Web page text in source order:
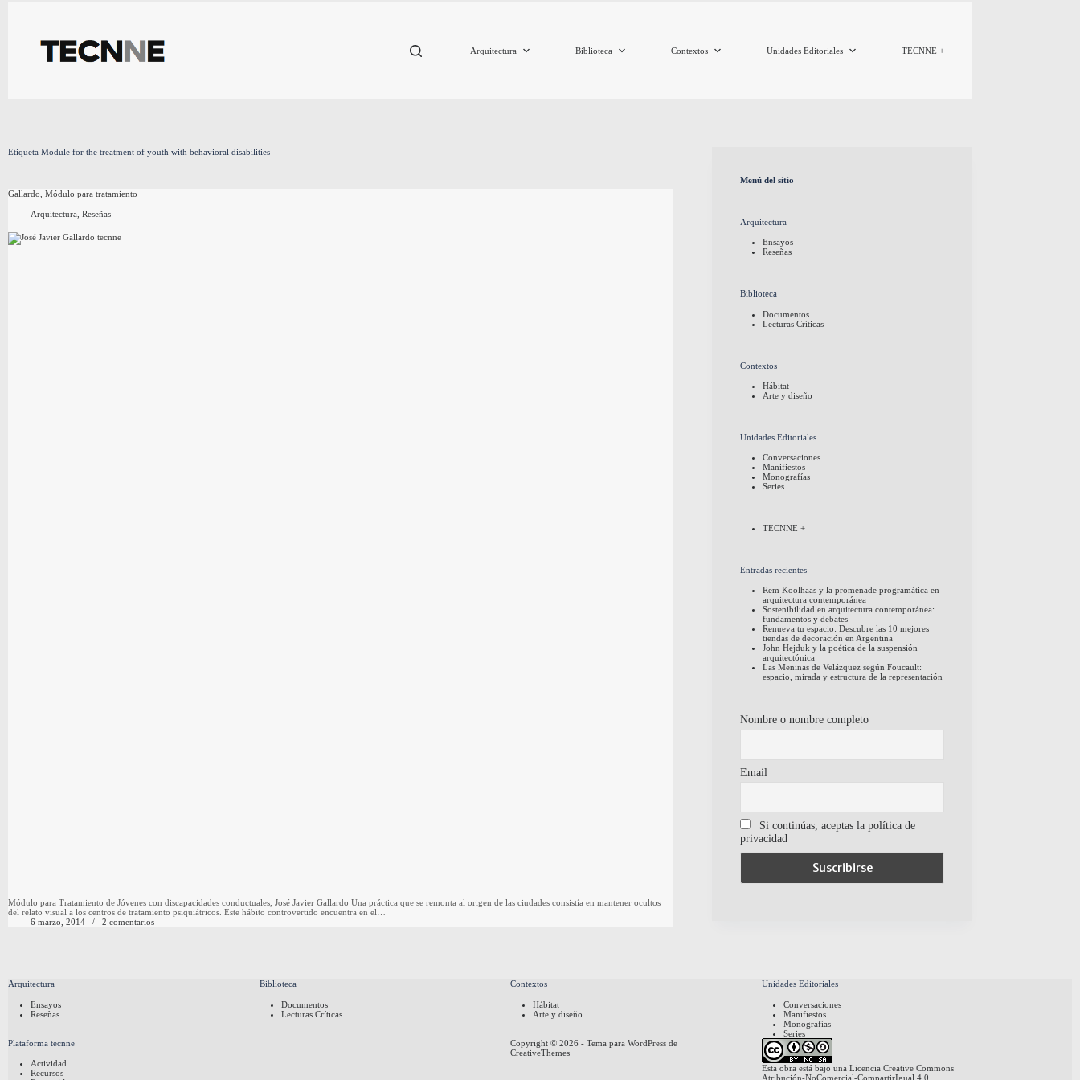
Arquitectura Biblioteca Contextos Unidades Editoriales TECNNE +
Etiqueta Module for the treatment of youth with behavioral disabilities
Gallardo, Módulo para tratamiento
Arquitectura, Reseñas
Módulo para Tratamiento de Jóvenes con discapacidades conductuales, José Javier Gallardo Una práctica que se remonta al origen de las ciudades consistía en mantener ocultos
del relato visual a los centros de tratamiento psiquiátricos. Este hábito controvertido encuentra en el…
6 marzo, 2014
2 comentarios
Menú del sitio
Arquitectura
Ensayos
Reseñas
Biblioteca
Documentos
Lecturas Críticas
Contextos
Hábitat
Arte y diseño
Unidades Editoriales
Conversaciones
Manifiestos
Monografías
Series
TECNNE +
Entradas recientes
Rem Koolhaas y la promenade programática en
arquitectura contemporánea
Sostenibilidad en arquitectura contemporánea:
fundamentos y debates
Renueva tu espacio: Descubre las 10 mejores
tiendas de decoración en Argentina
John Hejduk y la poética de la suspensión
arquitectónica
Las Meninas de Velázquez según Foucault:
espacio, mirada y estructura de la representación
Nombre o nombre completo
Email
Si continúas, aceptas la política de
privacidad
Arquitectura
Ensayos
Reseñas
Biblioteca
Documentos
Lecturas Críticas
Contextos
Hábitat
Arte y diseño
Unidades Editoriales
Conversaciones
Manifiestos
Monografías
Series
Plataforma tecnne
Actividad
Recursos
Copyright © 2026 - Tema para WordPress de
CreativeThemes
Esta obra está bajo una Licencia Creative Commons
Atribución-NoComercial-CompartirIgual 4.0